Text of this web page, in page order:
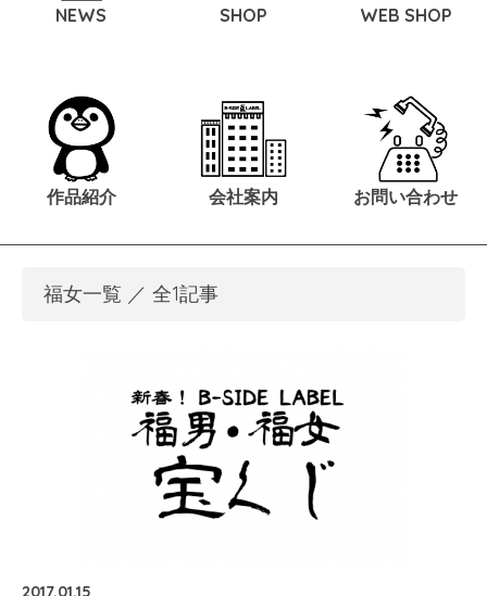
NEWS SHOP WEB SHOP
作品紹介 会社案内 お問い合わせ
福女一覧 ／ 全1記事
2017.01.15